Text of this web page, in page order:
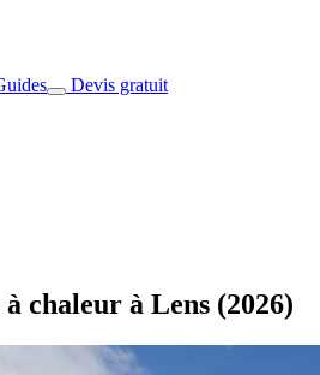
Devis gratuit
chaleur à Lens (2026)